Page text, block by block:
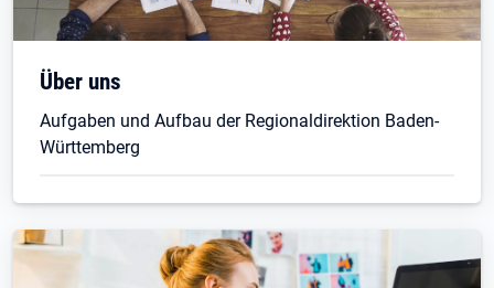
Über uns
Aufgaben und Aufbau der Regionaldirektion Baden-
Württemberg